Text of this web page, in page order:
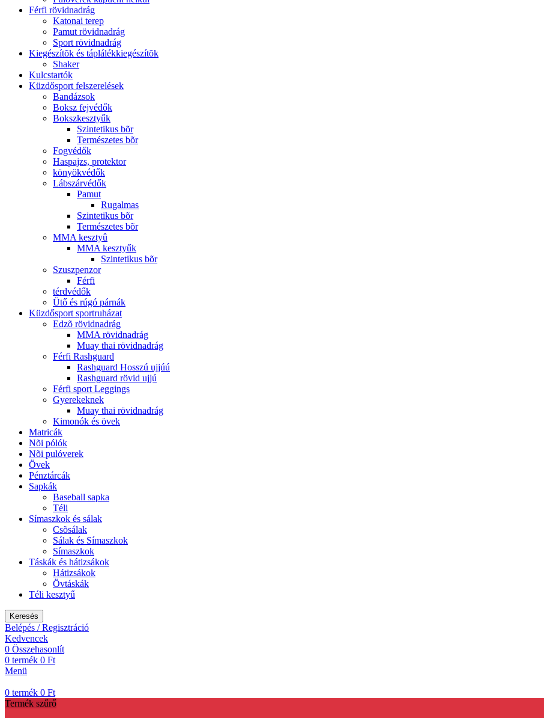
Férfi rövidnadrág
Katonai terep
Pamut rövidnadrág
Sport rövidnadrág
Kiegészítõk és táplálékkiegészítõk
Shaker
Kulcstartók
Küzdősport felszerelések
Bandázsok
Boksz fejvédők
Bokszkesztyűk
Szintetikus bõr
Természetes bõr
Fogvédők
Haspajzs, protektor
könyökvédők
Lábszárvédők
Pamut
Rugalmas
Szintetikus bõr
Természetes bõr
MMA kesztyû
MMA kesztyűk
Szintetikus bõr
Szuszpenzor
Férfi
térdvédők
Ütő és rúgó párnák
Küzdősport sportruházat
Edzõ rövidnadrág
MMA rövidnadrág
Muay thai rövidnadrág
Férfi Rashguard
Rashguard Hosszú ujjúú
Rashguard rövid ujjú
Férfi sport Leggings
Gyerekeknek
Muay thai rövidnadrág
Kimonók és övek
Matricák
Nõi pólók
Nõi pulóverek
Övek
Pénztárcák
Sapkák
Baseball sapka
Téli
Símaszkok és sálak
Csõsálak
Sálak és Símaszkok
Símaszkok
Táskák és hátizsákok
Hátizsákok
Övtáskák
Téli kesztyű
Keresés
Belépés / Regisztráció
Kedvencek
0 Összehasonlít
0 termék 0 Ft
Menü
0 termék 0 Ft
Termék szűrő